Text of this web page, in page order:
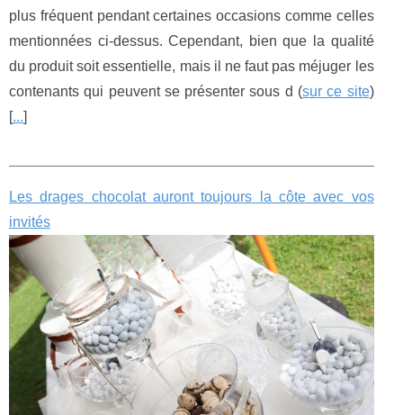
plus fréquent pendant certaines occasions comme celles
mentionnées ci-dessus. Cependant, bien que la qualité
du produit soit essentielle, mais il ne faut pas méjuger les
contenants qui peuvent se présenter sous d (sur ce site)
[...]
Les drages chocolat auront toujours la côte avec vos
invités